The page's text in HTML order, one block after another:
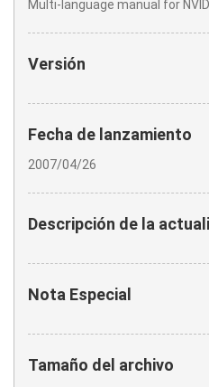
Multi-language manual for
Versión
Fecha de lanzamiento
2007/04/26
Descripción de la
Nota Especial
Tamaño del archivo